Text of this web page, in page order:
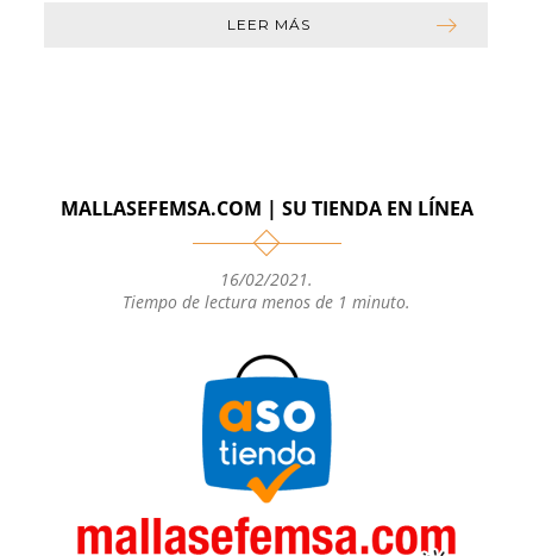
LEER MÁS
MALLASEFEMSA.COM | SU TIENDA EN LÍNEA
16/02/2021.
Tiempo de lectura menos de 1 minuto.